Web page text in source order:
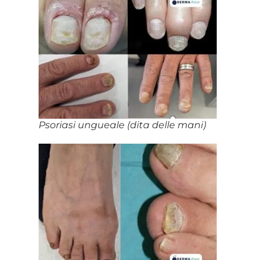
Psoriasi ungueale (dita delle mani)